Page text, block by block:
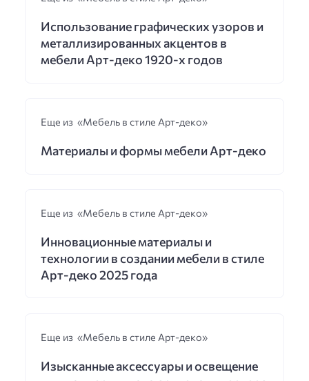
Использование графических узоров и
металлизированных акцентов в
мебели Арт-деко 1920-х годов
Еще из «Мебель в стиле Арт-деко»
Материалы и формы мебели Арт-деко
Еще из «Мебель в стиле Арт-деко»
Инновационные материалы и
технологии в создании мебели в стиле
Арт-деко 2025 года
Еще из «Мебель в стиле Арт-деко»
Изысканные аксессуары и освещение